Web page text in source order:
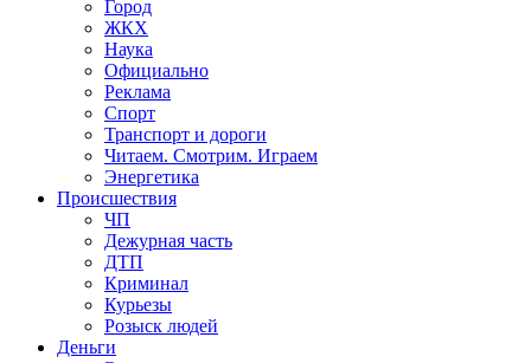
Город
ЖКХ
Наука
Официально
Реклама
Спорт
Транспорт и дороги
Читаем. Смотрим. Играем
Энергетика
Происшествия
ЧП
Дежурная часть
ДТП
Криминал
Курьезы
Розыск людей
Деньги